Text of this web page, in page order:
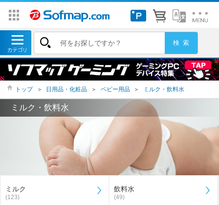
トップ ＞ 日用品・化粧品 ＞ ベビー用品 ＞ ミルク・飲料水
ミルク・飲料水
ミルク
(123)
飲料水
(49)